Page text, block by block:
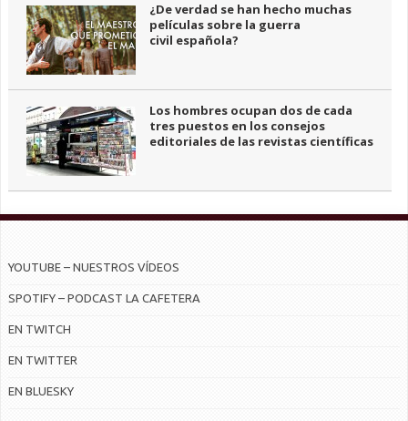
¿De verdad se han hecho muchas
películas sobre la guerra
civil española?
Los hombres ocupan dos de cada
tres puestos en los consejos
editoriales de las revistas científicas
YOUTUBE – NUESTROS VÍDEOS
SPOTIFY – PODCAST LA CAFETERA
EN TWITCH
EN TWITTER
EN BLUESKY